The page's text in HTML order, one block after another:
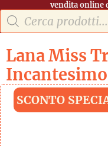
vendita online
Lana Miss
Incantesimo
SCONTO